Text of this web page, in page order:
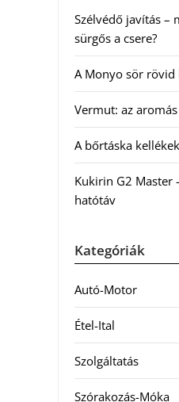
Szélvédő javítás –
sürgős a csere?
A Monyo sör rövid
Vermut: az
A bőrtáska
Kukirin G2 Master
hatótáv
Kategóriák
Autó-Motor
Étel-Ital
Szolgáltatás
Szórakozás-Móka